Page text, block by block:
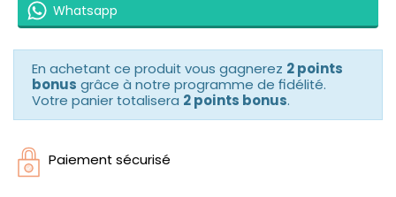
Whatsapp
En achetant ce produit vous gagnerez 2 points
bonus grâce à notre programme de fidélité.
Votre panier totalisera 2 points bonus.
Paiement sécurisé